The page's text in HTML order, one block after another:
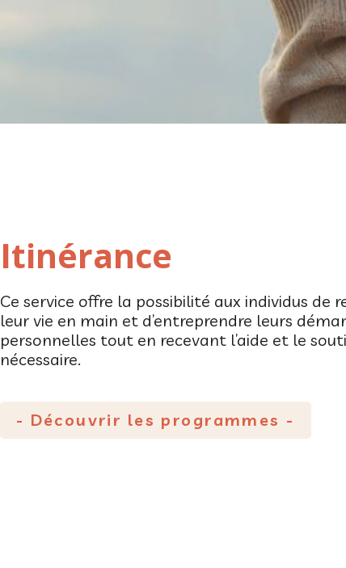
Itinérance
Ce service offre la possibilité aux individus de
leur vie en main et d’entreprendre leurs
personnelles tout en recevant l’aide et le
nécessaire.
- Découvrir les programmes -